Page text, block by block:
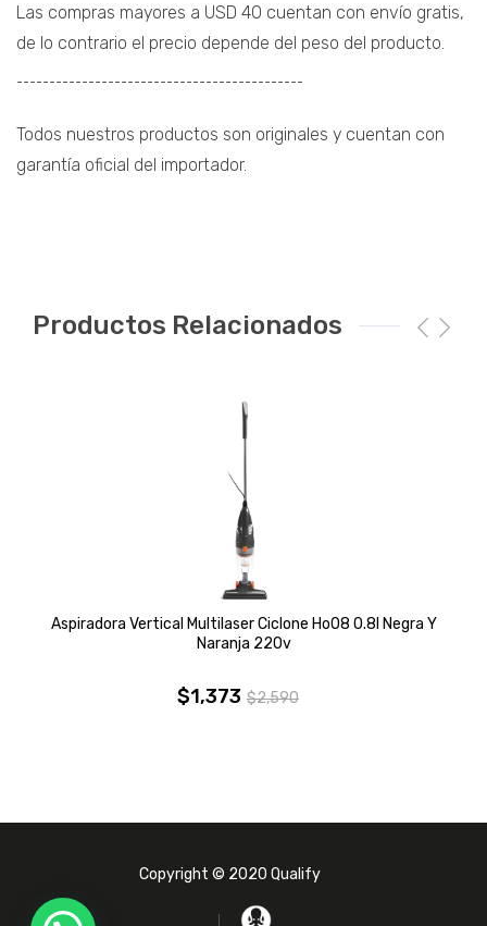
Las compras mayores a USD 40 cuentan con envío gratis,
de lo contrario el precio depende del peso del producto.
¯¯¯¯¯¯¯¯¯¯¯¯¯¯¯¯¯¯¯¯¯¯¯¯¯¯¯¯¯¯¯¯¯¯¯¯¯¯¯¯¯¯¯¯
Todos nuestros productos son originales y cuentan con
garantía oficial del importador.
Productos Relacionados
Aspiradora Vertical Multilaser Ciclone Ho08 0.8l Negra Y
Naranja 220v
$2,590
El
era:
$1,373
El
es:
Copyright © 2020 Qualify